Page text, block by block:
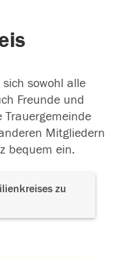
sowohl alle
Freunde und
Mitgliedern
bequem ein.
zu